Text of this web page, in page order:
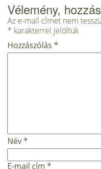
Vélemény,
Az e-mail címet nem
* karakterrel jelöltük
Hozzászólás *
Név*
E-mail cím *